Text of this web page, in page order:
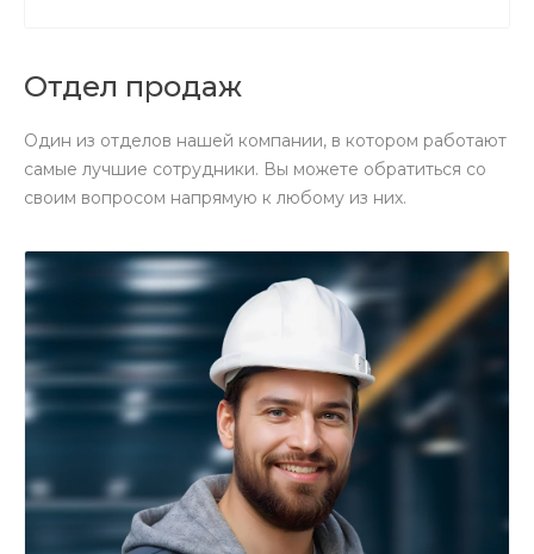
Отдел продаж
Один из отделов нашей компании, в котором работают
самые лучшие сотрудники. Вы можете обратиться со
своим вопросом напрямую к любому из них.